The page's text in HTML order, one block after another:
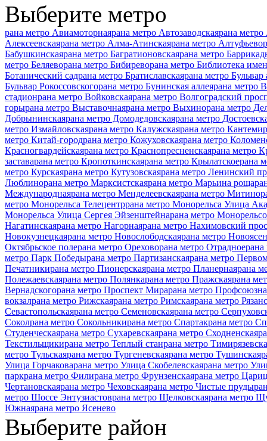
Выберите метро
рана метро Авиамоторнаярана метро Автозаводскаярана метро
Алексеевскаярана метро Алма-Атинскаярана метро Алтуфьево
Бабушкинскаярана метро Багратионовскаярана метро
метро Беляеворана метро Бибиреворана метро Библиотека
Ботанический садрана метро Братиславскаярана метро
Бульвар Рокоссовскогорана метро Бунинская аллеярана метро
стадионрана метро Войковскаярана метро Волгоградский
горырана метро Выставочнаярана метро Выхинорана метро
Добрынинскаярана метро Домодедовскаярана метро
метро Измайловскаярана метро Калужскаярана метро
метро Китай-городрана метро Кожуховскаярана метро
Красногвардейскаярана метро Краснопресненскаярана метро
заставарана метро Кропоткинскаярана метро Крылатскоерана
метро Курскаярана метро Кутузовскаярана метро Ленинский
Люблинорана метро Марксистскаярана метро Марьина роща
Международнаярана метро Менделеевскаярана метро Митино
метро Монорельса Телецентррана метро Монорельса Улица
Монорельса Улица Сергея Эйзенштейнарана метро
Нагатинскаярана метро Нагорнаярана метро Нахимовский
Новокузнецкаярана метро Новослободскаярана метро
Октябрьское полерана метро Ореховорана метро Отрадное
метро Парк Победырана метро Партизанскаярана метро
Печатникирана метро Пионерскаярана метро Планернаярана
Полежаевскаярана метро Полянкарана метро Пражскаярана
Вернадскогорана метро Проспект Мирарана метро
вокзалрана метро Рижскаярана метро Римскаярана метро
Севастопольскаярана метро Семеновскаярана метро
Соколрана метро Сокольникирана метро Спартакрана метро
Студенческаярана метро Сухаревскаярана метро Сходненская
Текстильщикирана метро Теплый станрана метро
метро Тульскаярана метро Тургеневскаярана метро Тушинская
Улица Горчаковарана метро Улица Скобелевскаярана метро
паркрана метро Филирана метро Фрунзенскаярана метро
Чертановскаярана метро Чеховскаярана метро Чистые пруды
метро Шоссе Энтузиастоврана метро Щелковскаярана метро
Южнаярана метро Ясенево
Выберите район